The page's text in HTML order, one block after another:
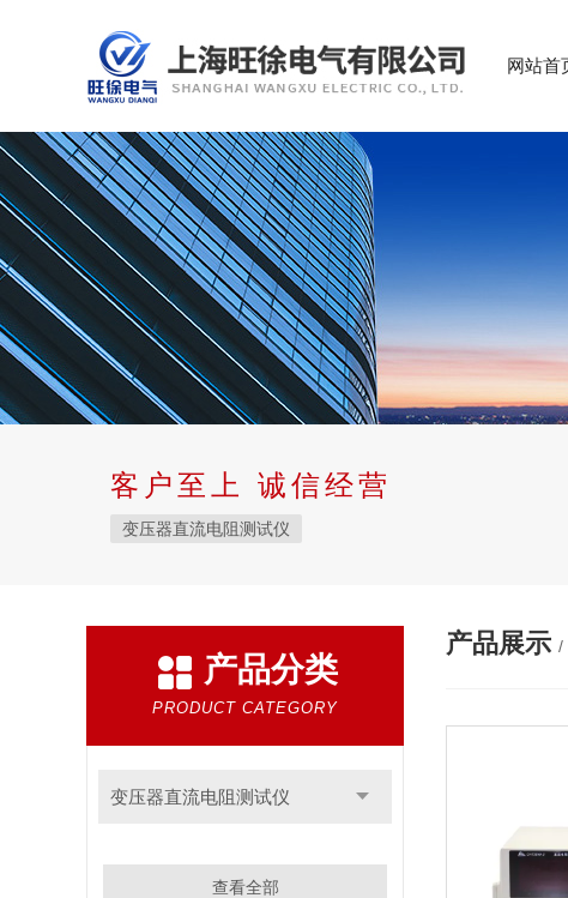
网站首
客户至上 诚信经营
变压器直流电阻测试仪
产品分类
PRODUCT CATEGORY
变压器直流电阻测试仪
查看全部
产品展示 /